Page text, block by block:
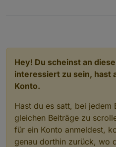
Hey! Du scheinst an
interessiert zu sein, hast
Konto.
Hast du es satt, bei jedem
gleichen Beiträge zu
für ein Konto anmeldest,
genau dorthin zurück, wo